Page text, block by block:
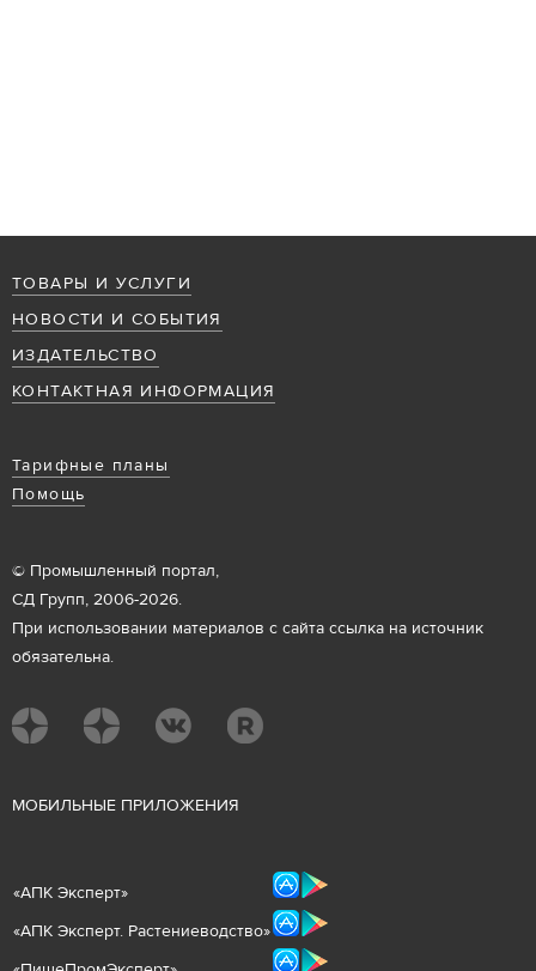
ТОВАРЫ И УСЛУГИ
НОВОСТИ И СОБЫТИЯ
ИЗДАТЕЛЬСТВО
КОНТАКТНАЯ ИНФОРМАЦИЯ
Тарифные планы
Помощь
© Промышленный портал,
СД Групп, 2006-2026.
При использовании материалов с сайта ссылка на источник
обязательна.
МОБИЛЬНЫЕ ПРИЛОЖЕНИЯ
«АПК Эксперт»
«АПК Эксперт. Растениеводство»